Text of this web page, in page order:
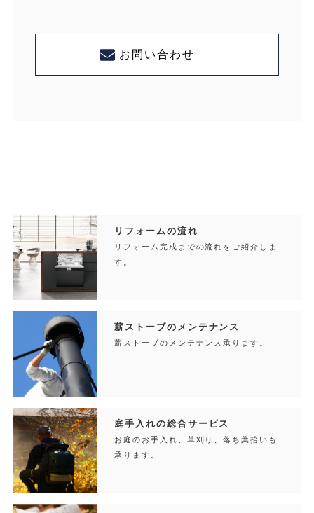
お問い合わせ
リフォームの流れ
リフォーム完成までの流れをご紹介しま
す。
薪ストーブのメンテナンス
薪ストーブのメンテナンス承ります。
庭手入れの総合サービス
お庭のお手入れ、草刈り、落ち葉拾いも
承ります。